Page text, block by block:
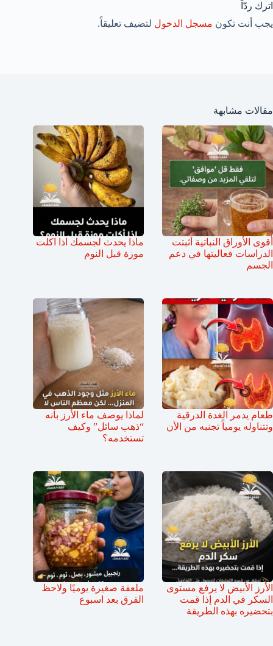
اترك ردّاً
يجب أنت تكون مسجل الدخول لتضيف تعليقاً.
مقالات مشابهة
أقوى الأوراق النباتية أثبتت
الدراسات فعاليتها في دعم
الجسم
ماذا يحدث لجسمك اذا اكلت
موزة قبل النوم
طعام يدمر الغدة الدرقية
وتتناوله يومياً تجنبه من الأن
لماذا يوصف ماء الأرز بأنه
“ذهب سائل” وكيف
تستخدمه؟
الأرز الأبيض لا يرفع مستوى
السكر في الدم إذا قمت
بتحضيره بهذه الطريقة
ملعقة صغيرة يوميًا ولاحظ
الفرق بعد اسبوع